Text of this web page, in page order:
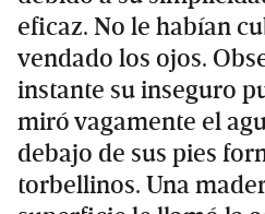
eficaz. No le habían
vendado los ojos.
instante su inseguro
miró vagamente el
debajo de sus pies
torbellinos. Una